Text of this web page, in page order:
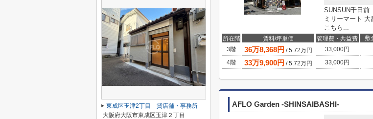
SUNSUN千日前
ミリーマート 大
こちら...
所在階 賃料/坪単価 管理費・共益費 敷
3階
36万8,368円 /5.72万円 33,000円
4階
33万9,900円 /5.72万円 33,000円
AFLO Garden -SHINSAIBASHI-
東成区玉津2丁目 貸店舗・事務所
大阪府大阪市東成区玉津２丁目